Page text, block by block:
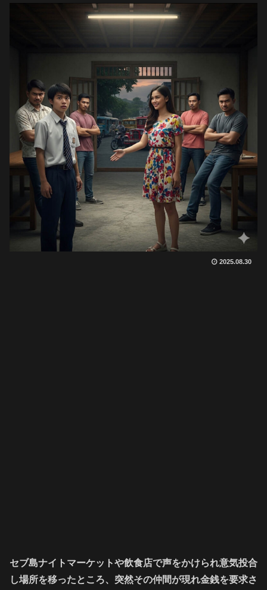
2025.08.30
セブ島ナイトマーケットや飲食店で声をかけられ意気投合
し場所を移ったところ、突然その仲間が現れ金銭を要求さ